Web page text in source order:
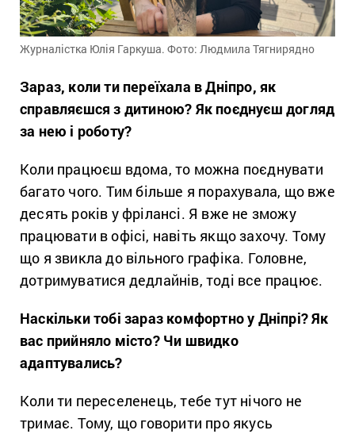
Журналістка Юлія Гаркуша. Фото: Людмила Тягнирядно
Зараз, коли ти переїхала в Дніпро, як
справляєшся з дитиною? Як поєднуєш догляд
за нею і роботу?
Коли працюєш вдома, то можна поєднувати
багато чого. Тим більше я порахувала, що вже
десять років у фрілансі. Я вже не зможу
працювати в офісі, навіть якщо захочу. Тому
що я звикла до вільного графіка. Головне,
дотримуватися дедлайнів, тоді все працює.
Наскільки тобі зараз комфортно у Дніпрі? Як
вас прийняло місто? Чи швидко
адаптувались?
Коли ти переселенець, тебе тут нічого не
тримає. Тому, що говорити про якусь